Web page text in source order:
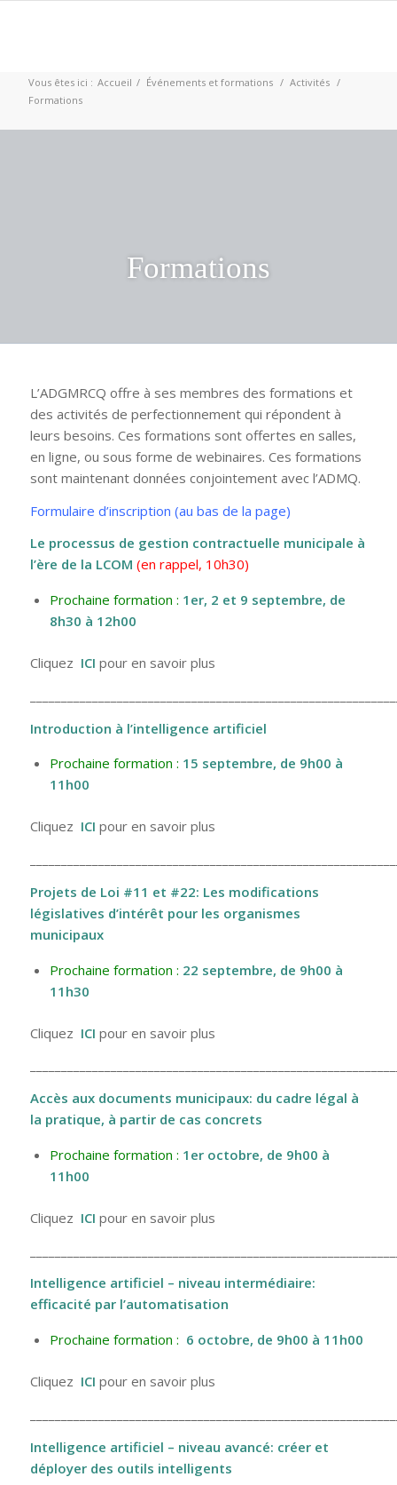
Vous êtes ici : Accueil / Événements et formations / Activités /
Formations
Formations
L’ADGMRCQ offre à ses membres des formations et
des activités de perfectionnement qui répondent à
leurs besoins. Ces formations sont offertes en salles,
en ligne, ou sous forme de webinaires. Ces formations
sont maintenant données conjointement avec l’ADMQ.
Formulaire d’inscription (au bas de la page)
Le processus de gestion contractuelle municipale à
l’ère de la LCOM (en rappel, 10h30)
Prochaine formation : 1er, 2 et 9 septembre, de
8h30 à 12h00
Cliquez ICI pour en savoir plus
Introduction à l’intelligence artificiel
Prochaine formation : 15 septembre, de 9h00 à
11h00
Cliquez ICI pour en savoir plus
Projets de Loi #11 et #22: Les modifications
législatives d’intérêt pour les organismes
municipaux
Prochaine formation : 22 septembre, de 9h00 à
11h30
Cliquez ICI pour en savoir plus
Accès aux documents municipaux: du cadre légal à
la pratique, à partir de cas concrets
Prochaine formation : 1er octobre, de 9h00 à
11h00
Cliquez ICI pour en savoir plus
Intelligence artificiel – niveau intermédiaire:
efficacité par l’automatisation
Prochaine formation : 6 octobre, de 9h00 à 11h00
Cliquez ICI pour en savoir plus
Intelligence artificiel – niveau avancé: créer et
déployer des outils intelligents